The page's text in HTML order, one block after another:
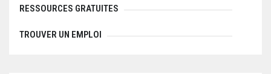
l
’
RESSOURCES GRATUITES
TROUVER UN EMPLOI